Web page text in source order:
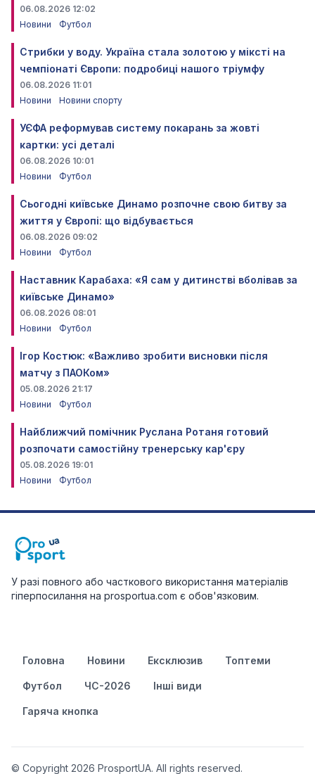
06.08.2026 12:02
Новини
Футбол
Стрибки у воду. Україна стала золотою у міксті на
чемпіонаті Європи: подробиці нашого тріумфу
06.08.2026 11:01
Новини
Новини спорту
УЄФА реформував систему покарань за жовті
картки: усі деталі
06.08.2026 10:01
Новини
Футбол
Сьогодні київське Динамо розпочне свою битву за
життя у Європі: що відбувається
06.08.2026 09:02
Новини
Футбол
Наставник Карабаха: «Я сам у дитинстві вболівав за
київське Динамо»
06.08.2026 08:01
Новини
Футбол
Ігор Костюк: «Важливо зробити висновки після
матчу з ПАОКом»
05.08.2026 21:17
Новини
Футбол
Найближчий помічник Руслана Ротаня готовий
розпочати самостійну тренерську кар'єру
05.08.2026 19:01
Новини
Футбол
У разі повного або часткового використання матеріалів
гіперпосилання на prosportua.com є обов'язковим.
Головна Новини Ексклюзив Топтеми
Футбол ЧС-2026 Інші види
Гаряча кнопка
© Copyright 2026 ProsportUA. All rights reserved.